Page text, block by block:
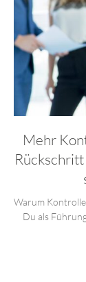
Mehr
Warum Kontrolle
Du als